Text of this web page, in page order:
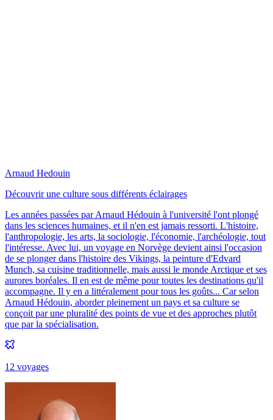
Arnaud Hedouin
Découvrir une culture sous différents éclairages
Les années passées par Arnaud Hédouin à l'université l'ont plongé
dans les sciences humaines, et il n'en est jamais ressorti. L'histoire,
l'anthropologie, les arts, la sociologie, l'économie, l'archéologie, tout
l'intéresse. Avec lui, un voyage en Norvège devient ainsi l'occasion
de se plonger dans l'histoire des Vikings, la peinture d'Edvard
Munch, sa cuisine traditionnelle, mais aussi le monde Arctique et ses
aurores boréales. Il en est de même pour toutes les destinations qu'il
accompagne. Il y en a littéralement pour tous les goûts... Car selon
Arnaud Hédouin, aborder pleinement un pays et sa culture se
conçoit par une pluralité des points de vue et des approches plutôt
que par la spécialisation.
12 voyages